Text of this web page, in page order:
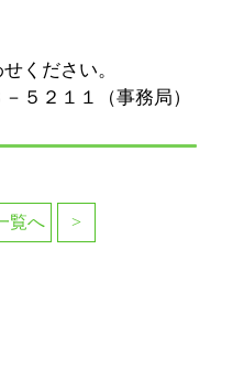
ください。
５２１１（事務局）
覧へ >